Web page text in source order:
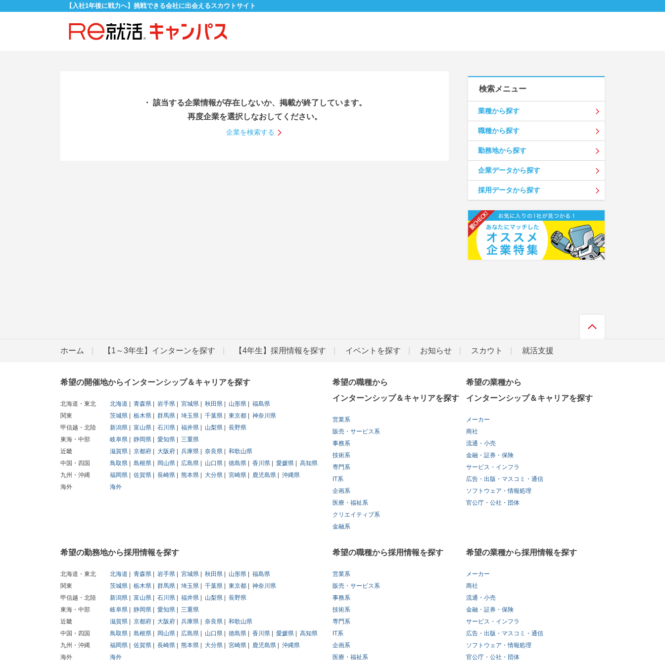
【入社1年後に戦力へ】挑戦できる会社に出会えるスカウトサイト
・ 該当する企業情報が存在しないか、掲載が終了しています。
再度企業を選択しなおしてください。
企業を検索する
検索メニュー
業種から探す
職種から探す
勤務地から探す
企業データから探す
採用データから探す
ホーム 【1～3年生】インターンを探す 【4年生】採用情報を探す イベントを探す お知らせ スカウト 就活支援
希望の開催地からインターンシップ＆キャリアを探す
北海道・東北 北海道 青森県 岩手県 宮城県 秋田県 山形県
福島県
関東
茨城県 栃木県 群馬県 埼玉県 千葉県 東京都
神奈川県
甲信越・北陸
新潟県 富山県 石川県 福井県 山梨県
長野県
東海・中部
岐阜県 静岡県 愛知県
三重県
近畿
滋賀県 京都府 大阪府 兵庫県 奈良県
和歌山県
中国・四国
鳥取県 島根県 岡山県 広島県 山口県 徳島県 香川県 愛媛県
高知県
九州・沖縄
福岡県 佐賀県 長崎県 熊本県 大分県 宮崎県 鹿児島県
沖縄県
海外
海外
希望の職種から
インターンシップ＆キャリアを探す
営業系
販売・サービス系
事務系
技術系
専門系
IT系
企画系
医療・福祉系
クリエイティブ系
金融系
希望の業種から
インターンシップ＆キャリアを探す
メーカー
商社
流通・小売
金融・証券・保険
サービス・インフラ
広告・出版・マスコミ・通信
ソフトウェア・情報処理
官公庁・公社・団体
希望の勤務地から採用情報を探す
北海道・東北 北海道 青森県 岩手県 宮城県 秋田県 山形県
福島県
関東
茨城県 栃木県 群馬県 埼玉県 千葉県 東京都
神奈川県
甲信越・北陸
新潟県 富山県 石川県 福井県 山梨県
長野県
東海・中部
岐阜県 静岡県 愛知県
三重県
近畿
滋賀県 京都府 大阪府 兵庫県 奈良県
和歌山県
中国・四国
鳥取県 島根県 岡山県 広島県 山口県 徳島県 香川県 愛媛県
高知県
九州・沖縄
福岡県 佐賀県 長崎県 熊本県 大分県 宮崎県 鹿児島県
沖縄県
海外
海外
希望の職種から採用情報を探す
営業系
販売・サービス系
事務系
技術系
専門系
IT系
企画系
医療・福祉系
希望の業種から採用情報を探す
メーカー
商社
流通・小売
金融・証券・保険
サービス・インフラ
広告・出版・マスコミ・通信
ソフトウェア・情報処理
官公庁・公社・団体